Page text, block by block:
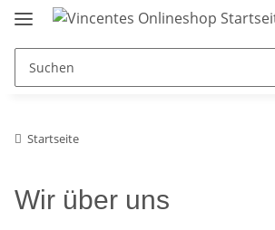
Startseite
Wir über uns